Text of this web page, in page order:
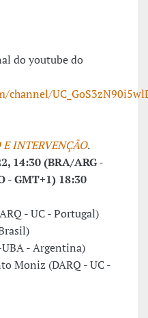
do youtube do
channel/
INTERVENÇÃO.
14:30 (BRA/ARG -
- GMT+1) 18:30
- UC - Portugal)
- Argentina)
Moniz (DARQ - UC -